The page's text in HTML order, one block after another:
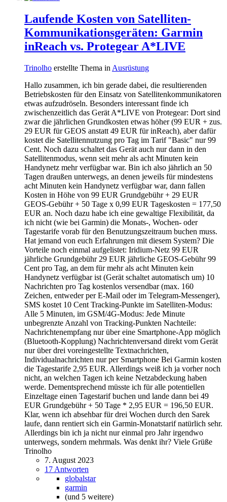
Laufende Kosten von Satelliten-
Kommunikationsgeräten: Garmin
inReach vs. Protegear A*LIVE
Trinolho erstellte Thema in Ausrüstung
Hallo zusammen, ich bin gerade dabei, die resultierenden
Betriebskosten für den Einsatz von Satellitenkommunikatoren
etwas aufzudröseln. Besonders interessant finde ich
zwischenzeitlich das Gerät A*LIVE von Protegear: Dort sind
zwar die jährlichen Grundkosten etwas höher (99 EUR + zus.
29 EUR für GEOS anstatt 49 EUR für inReach), aber dafür
kostet die Satellitennutzung pro Tag im Tarif "Basic" nur 99
Cent. Noch dazu schaltet das Gerät auch nur dann in den
Satellitenmodus, wenn seit mehr als acht Minuten kein
Handynetz mehr verfügbar war. Bin ich also jährlich an 50
Tagen draußen unterwegs, an denen jeweils für mindestens
acht Minuten kein Handynetz verfügbar war, dann fallen
Kosten in Höhe von 99 EUR Grundgebühr + 29 EUR
GEOS-Gebühr + 50 Tage x 0,99 EUR Tageskosten = 177,50
EUR an. Noch dazu habe ich eine gewaltige Flexibilität, da
ich nicht (wie bei Garmin) die Monats-, Wochen- oder
Tagestarife vorab für den Benutzungszeitraum buchen muss.
Hat jemand von euch Erfahrungen mit diesem System? Die
Vorteile noch einmal aufgelistet: Iridium-Netz 99 EUR
jährliche Grundgebühr 29 EUR jährliche GEOS-Gebühr 99
Cent pro Tag, an dem für mehr als acht Minuten kein
Handynetz verfügbar ist (Gerät schaltet automatisch um) 10
Nachrichten pro Tag kostenlos versendbar (max. 160
Zeichen, entweder per E-Mail oder im Telegram-Messenger),
SMS kostet 10 Cent Tracking-Punkte im Satelliten-Modus:
Alle 5 Minuten, im GSM/4G-Modus: Jede Minute
unbegrenzte Anzahl von Tracking-Punkten Nachteile:
Nachrichtenempfang nur über eine Smartphone-App möglich
(Bluetooth-Kopplung) Nachrichtenversand direkt vom Gerät
nur über drei voreingestellte Textnachrichten,
Individualnachrichten nur per Smartphone Bei Garmin kosten
die Tagestarife 2,95 EUR. Allerdings weiß ich ja vorher noch
nicht, an welchen Tagen ich keine Netzabdeckung haben
werde. Dementsprechend müsste ich für alle potentiellen
Einzeltage einen Tagestarif buchen und lande dann bei 49
EUR Grundgebühr + 50 Tage * 2,95 EUR = 196,50 EUR.
Klar, wenn ich absehbar für drei Wochen durch den Sarek
laufe, dann rentiert sich ein Garmin-Monatstarif natürlich sehr.
Allerdings bin ich ja nicht nur einmal pro Jahr irgendwo
unterwegs, sondern mehrmals. Was denkt ihr? Viele Grüße
Trinolho
7. August 2023
17 Antworten
globalstar
garmin
(und 5 weitere)